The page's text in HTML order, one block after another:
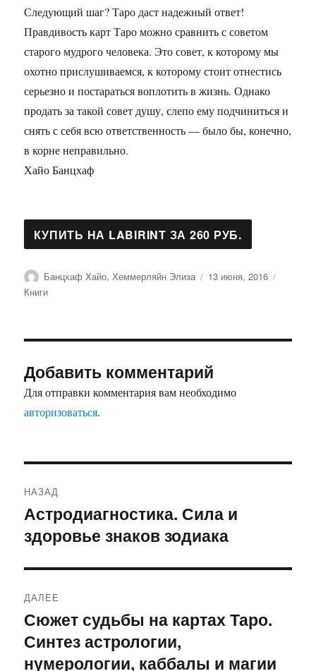
Следующий шаг? Таро даст надежный ответ!
Правдивость карт Таро можно сравнить с советом
старого мудрого человека. Это совет, к которому мы
охотно прислушиваемся, к которому стоит отнестись
серьезно и постараться воплотить в жизнь. Однако
продать за такой совет душу, слепо ему подчиниться и
снять с себя всю ответственность — было бы, конечно,
в корне неправильно.
Хайо Банцхаф
Автор
Банцхаф Хайо, Хеммерляйн Элиза Опубликовано
13 июня, 2016
Книги
Добавить комментарий
Для отправки комментария вам необходимо
авторизоваться.
по
записям
НАЗАД
Предыдущая
запись:
Астродиагностика. Сила и
здоровье знаков зодиака
ДАЛЕЕ
Следующая
запись:
Сюжет судьбы на картах Таро.
Синтез астрологии,
нумерологии, каббалы и магии